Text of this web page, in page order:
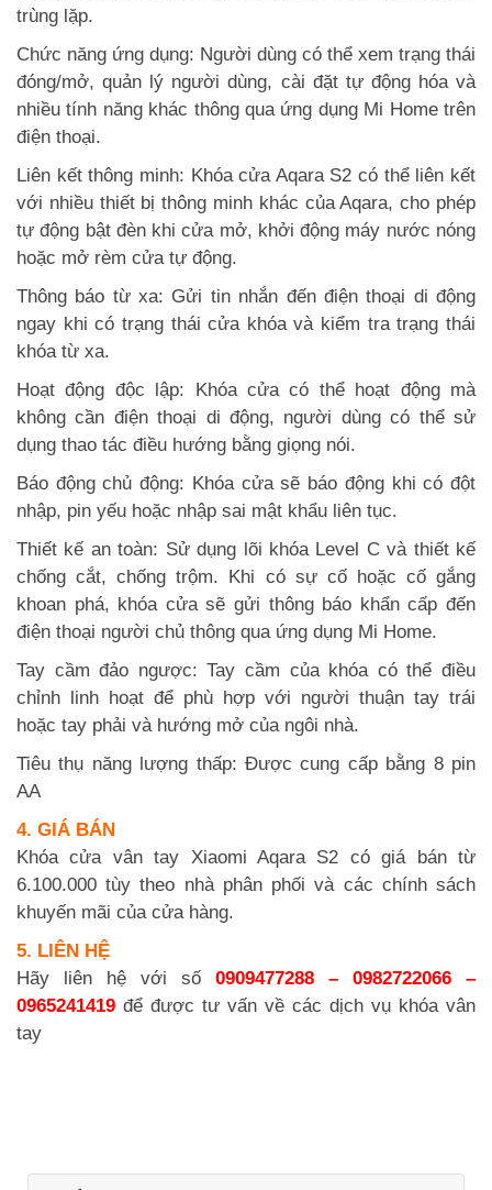
trùng lặp.
Chức năng ứng dụng: Người dùng có thể xem trạng thái
đóng/mở, quản lý người dùng, cài đặt tự động hóa và
nhiều tính năng khác thông qua ứng dụng Mi Home trên
điện thoại.
Liên kết thông minh: Khóa cửa Aqara S2 có thể liên kết
với nhiều thiết bị thông minh khác của Aqara, cho phép
tự động bật đèn khi cửa mở, khởi động máy nước nóng
hoặc mở rèm cửa tự động.
Thông báo từ xa: Gửi tin nhắn đến điện thoại di động
ngay khi có trạng thái cửa khóa và kiểm tra trạng thái
khóa từ xa.
Hoạt động độc lập: Khóa cửa có thể hoạt động mà
không cần điện thoại di động, người dùng có thể sử
dụng thao tác điều hướng bằng giọng nói.
Báo động chủ động: Khóa cửa sẽ báo động khi có đột
nhập, pin yếu hoặc nhập sai mật khẩu liên tục.
Thiết kế an toàn: Sử dụng lõi khóa Level C và thiết kế
chống cắt, chống trộm. Khi có sự cố hoặc cố gắng
khoan phá, khóa cửa sẽ gửi thông báo khẩn cấp đến
điện thoại người chủ thông qua ứng dụng Mi Home.
Tay cầm đảo ngược: Tay cầm của khóa có thể điều
chỉnh linh hoạt để phù hợp với người thuận tay trái
hoặc tay phải và hướng mở của ngôi nhà.
Tiêu thụ năng lượng thấp: Được cung cấp bằng 8 pin
AA
4. GIÁ BÁN
Khóa cửa vân tay Xiaomi Aqara S2 có giá bán từ
6.100.000 tùy theo nhà phân phối và các chính sách
khuyến mãi của cửa hàng.
5. LIÊN HỆ
Hãy liên hệ với số 0909477288 – 0982722066 –
0965241419 để được tư vấn về các dịch vụ khóa vân
tay